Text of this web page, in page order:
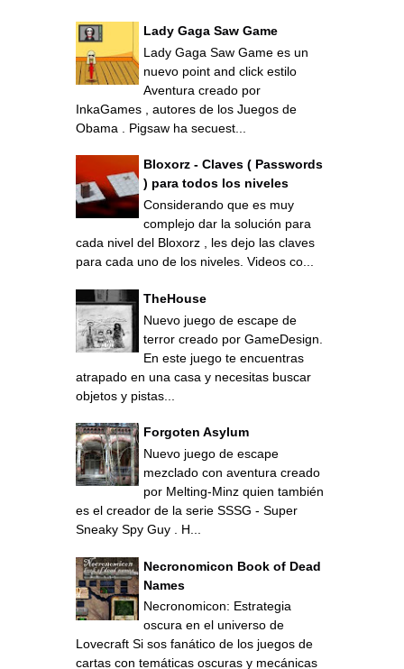
Lady Gaga Saw Game
Lady Gaga Saw Game es un
nuevo point and click estilo
Aventura creado por
InkaGames , autores de los Juegos de
Obama . Pigsaw ha secuest...
Bloxorz - Claves ( Passwords
) para todos los niveles
Considerando que es muy
complejo dar la solución para
cada nivel del Bloxorz , les dejo las claves
para cada uno de los niveles. Videos co...
TheHouse
Nuevo juego de escape de
terror creado por GameDesign.
En este juego te encuentras
atrapado en una casa y necesitas buscar
objetos y pistas...
Forgoten Asylum
Nuevo juego de escape
mezclado con aventura creado
por Melting-Minz quien también
es el creador de la serie SSSG - Super
Sneaky Spy Guy . H...
Necronomicon Book of Dead
Names
Necronomicon: Estrategia
oscura en el universo de
Lovecraft Si sos fanático de los juegos de
cartas con temáticas oscuras y mecánicas